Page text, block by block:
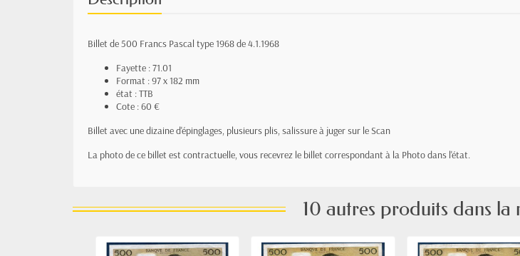
Billet de 500 Francs Pascal type 1968 de 4.1.1968
Fayette : 71.01
Format : 97 x 182 mm
état : TTB
Cote : 60 €
Billet avec une dizaine d'épinglages, plusieurs plis, salissure à juger sur le Scan
La photo de ce billet est contractuelle, vous recevrez le billet correspondant à la Photo dans l'état.
10 autres produits dans la